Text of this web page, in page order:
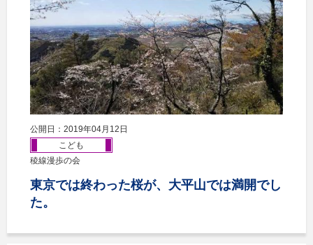
公開日：2019年04月12日
こども
稜線漫歩の会
東京では終わった桜が、大平山では満開でし
た。